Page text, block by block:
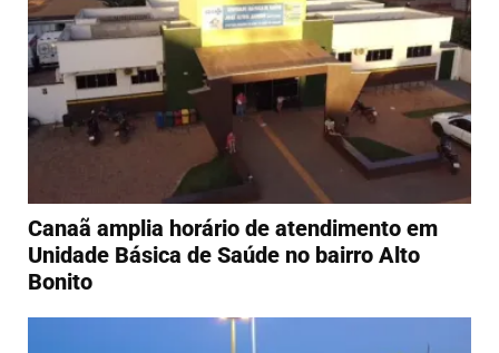
Canaã amplia horário de atendimento em
Unidade Básica de Saúde no bairro Alto
Bonito